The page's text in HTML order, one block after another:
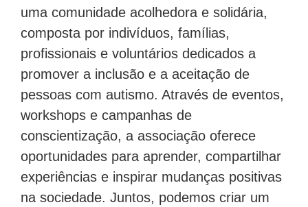
uma comunidade acolhedora e solidária,
composta por indivíduos, famílias,
profissionais e voluntários dedicados a
promover a inclusão e a aceitação de
pessoas com autismo. Através de eventos,
workshops e campanhas de
conscientização, a associação oferece
oportunidades para aprender, compartilhar
experiências e inspirar mudanças positivas
na sociedade. Juntos, podemos criar um